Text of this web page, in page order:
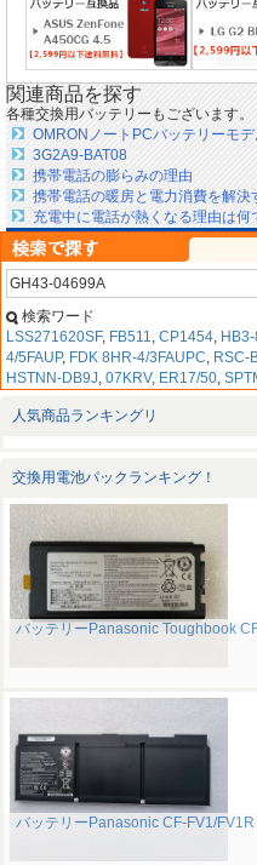
関連商品を探す
各種交換用バッテリーもございます。
OMRONノートPCバッテリーモ
3G2A9-BAT08
携帯電話の膨らみの理由
携帯電話の暖房と電力消費を解決
充電中に電話が熱くなる理由は何
検索ワード
LSS271620SF, FB511, CP1454,
4/5FAUP, FDK 8HR-4/3FAUPC, RSC-
HSTNN-DB9J, 07KRV, ER17/50,
人気商品ランキングリ
交換用電池パックランキング！
バッテリーPanasonic Toughbook
バッテリーPanasonic CF-FV1/